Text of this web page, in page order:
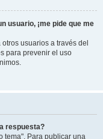
usuario, ¡me pide que me
usuarios a través del
para prevenir el uso
respuesta?
tema". Para publicar una